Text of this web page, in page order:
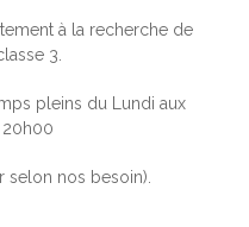
à la recherche de
3.
pleins du Lundi aux
20h00
selon nos besoin).